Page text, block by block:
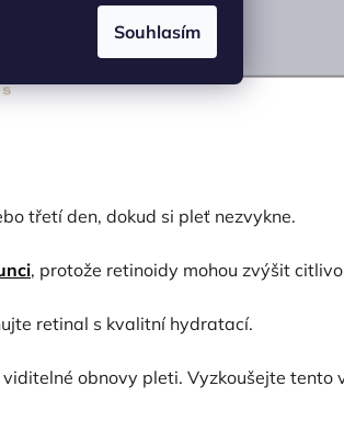
Souhlasím
třetí den, dokud si pleť nezvykne.
, protože retinoidy mohou zvýšit
retinal s kvalitní hydratací.
obnovy pleti. Vyzkoušejte tento